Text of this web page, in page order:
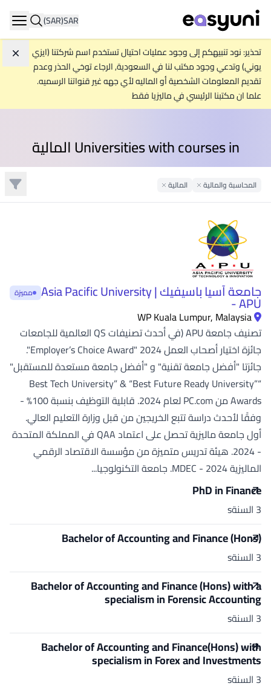
SAR
(SAR)
تحذير: نود تنبيهكم إلى وجود عمليات احتيال تستخدم اسم شركتنا (ايزي
يوني) وتدعي وجود مكتب لنا في السعودية, الرجاء توخي الحذر وعدم
تقديم المعلومات الشخصية أو الماليه لأي جهه غير قنواتنا الرسميه.
علما ان مكتبنا الرئيسي في ماليزيا فقط
Universities with courses in المالية
المحاسبة والماليةRemove Filter
الماليةRemove Filter
جامعة آسيا باسيفيك | Asia Pacific University
- APU مميزة
WP Kuala Lumpur, Malaysia
تصنيف جامعة APU (في أحدث تصنيفات QS العالمية للجامعات
جائزة اختيار أصحاب العمل 2024 "Employer’s Choice Award".
جائزتا "أفضل جامعة تقنية" و "أفضل جامعة مستعدة للمستقبل"
“Best Tech University” & “Best Future Ready University”
Awards من PC.com لعام 2024. قابلية التوظيف بنسبة 100% -
وفقًا لأحدث دراسة تتبع الخريجين من قبل وزارة التعليم العالي.
أول جامعة ماليزية تحصل على اعتماد QAA في المملكة المتحدة
- 2024. هيئة تدريس متميزة من مؤسسة الاقتصاد الرقمي
الماليزية MDEC - 2024. جامعة التكنولوجيا...
PhD in Finance
3 السنةs
Bachelor of Accounting and Finance (Hons)
3 السنةs
Bachelor of Accounting and Finance (Hons) with a
specialism in Forensic Accounting
3 السنةs
Bachelor of Accounting and Finance(Hons) with
specialism in Forex and Investments
3 السنةs